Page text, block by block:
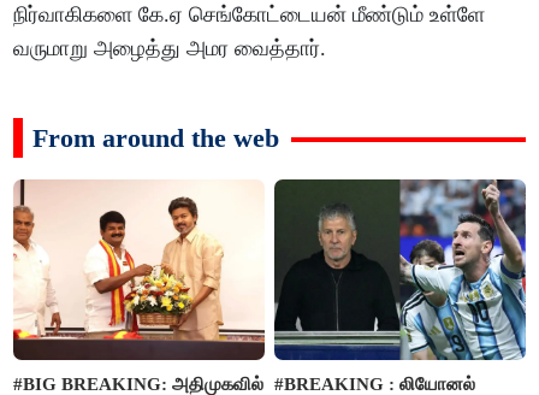
நிர்வாகிகளை கே.ஏ செங்கோட்டையன் மீண்டும் உள்ளே
வருமாறு அழைத்து அமர வைத்தார்.
From around the web
#BIG BREAKING: அதிமுகவில் #BREAKING : லியோனல்